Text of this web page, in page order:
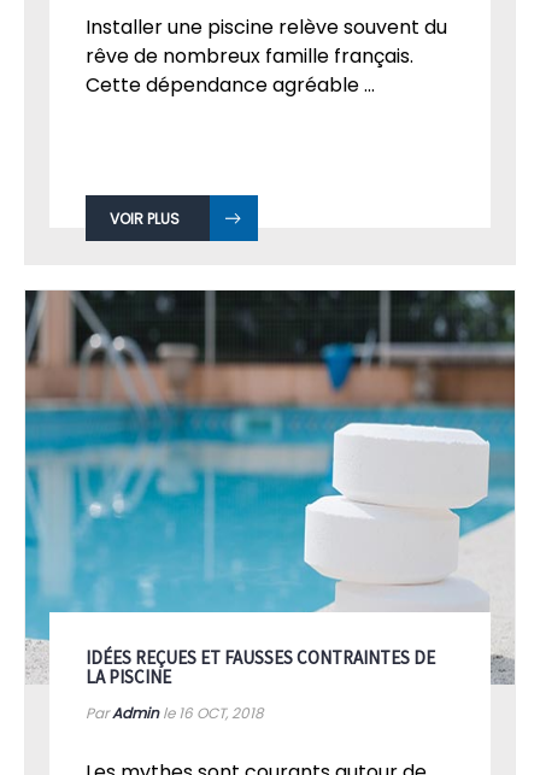
Installer une piscine relève souvent du
rêve de nombreux famille français.
Cette dépendance agréable ...
VOIR PLUS
IDÉES REÇUES ET FAUSSES CONTRAINTES DE
LA PISCINE
ParAdminle 16 OCT, 2018